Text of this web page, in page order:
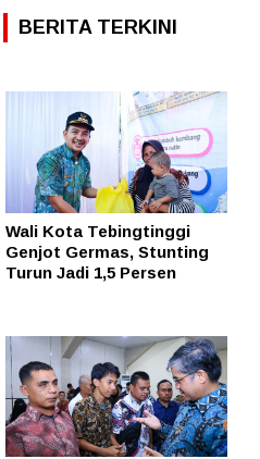
BERITA TERKINI
Wali Kota Tebingtinggi
Genjot Germas, Stunting
Turun Jadi 1,5 Persen